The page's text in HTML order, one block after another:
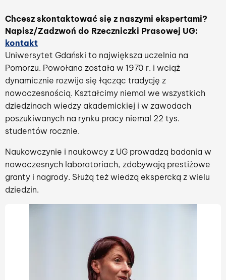
Chcesz skontaktować się z naszymi ekspertami?
Napisz/Zadzwoń do Rzeczniczki Prasowej UG:
kontakt
Uniwersytet Gdański to największa uczelnia na
Pomorzu. Powołana została w 1970 r. i wciąż
dynamicznie rozwija się łącząc tradycję z
nowoczesnością. Kształcimy niemal we wszystkich
dziedzinach wiedzy akademickiej i w zawodach
poszukiwanych na rynku pracy niemal 22 tys.
studentów rocznie.
Naukowczynie i naukowcy z UG prowadzą badania w
nowoczesnych laboratoriach, zdobywają prestiżowe
granty i nagrody. Służą też wiedzą ekspercką z wielu
dziedzin.